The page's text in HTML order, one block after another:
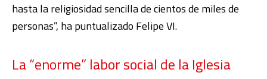
hasta la religiosidad sencilla de cientos de miles de
personas”, ha puntualizado Felipe VI.
La “enorme” labor social de la Iglesia